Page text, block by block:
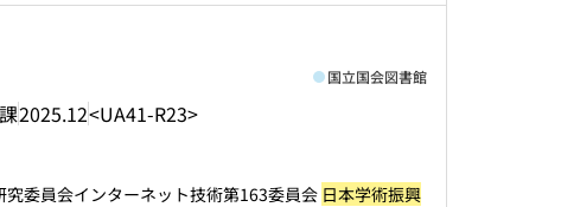
2025.12<UA41-R23>
国立国会図書館
究委員会インターネット技術第163委員会 日本学術振興